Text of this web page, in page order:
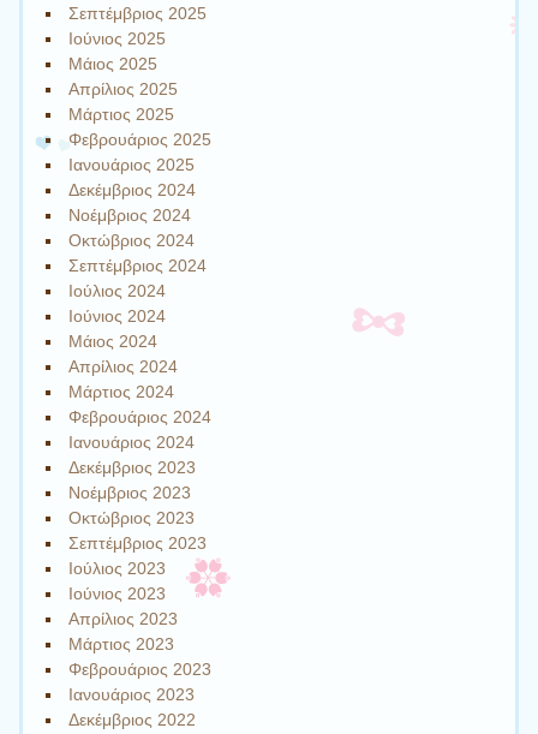
Σεπτέμβριος 2025
Ιούνιος 2025
Μάιος 2025
Απρίλιος 2025
Μάρτιος 2025
Φεβρουάριος 2025
Ιανουάριος 2025
Δεκέμβριος 2024
Νοέμβριος 2024
Οκτώβριος 2024
Σεπτέμβριος 2024
Ιούλιος 2024
Ιούνιος 2024
Μάιος 2024
Απρίλιος 2024
Μάρτιος 2024
Φεβρουάριος 2024
Ιανουάριος 2024
Δεκέμβριος 2023
Νοέμβριος 2023
Οκτώβριος 2023
Σεπτέμβριος 2023
Ιούλιος 2023
Ιούνιος 2023
Απρίλιος 2023
Μάρτιος 2023
Φεβρουάριος 2023
Ιανουάριος 2023
Δεκέμβριος 2022